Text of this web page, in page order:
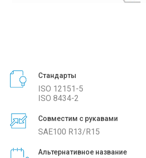
Стандарты
ISO 12151-5
ISO 8434-2
Совместим с рукавами
SAE100 R13/R15
Альтернативное название